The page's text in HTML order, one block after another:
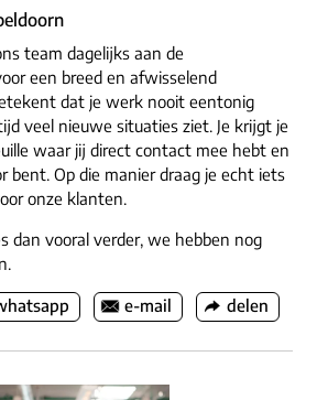
team dagelijks aan de
een breed en afwisselend
dat je werk nooit eentonig
veel nieuwe situaties ziet. Je krijgt je
waar jij direct contact mee hebt en
bent. Op die manier draag je echt iets
onze klanten.
dan vooral verder, we hebben nog
e-mail delen